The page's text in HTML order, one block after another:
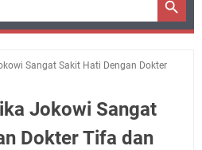
Sangat Sakit Hati Dengan Dokter
Jokowi Sangat
Dokter Tifa dan